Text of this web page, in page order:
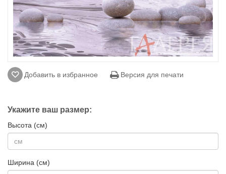
Добавить в избранное Версия для печати
Укажите ваш размер:
Высота (см)
Ширина (см)